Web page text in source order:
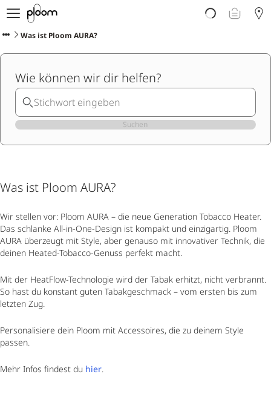
Über Ploom
Shop
Club
Support
Sorten Check
Wichtige Hinweise
Was ist Ploom AURA?
Wie können wir dir helfen?
Suchen
Was ist Ploom AURA?
Wir stellen vor: Ploom AURA – die neue Generation Tobacco Heater.
Das schlanke All-in-One-Design ist kompakt und einzigartig. Ploom
AURA überzeugt mit Style, aber genauso mit innovativer Technik, die
deinen Heated-Tobacco-Genuss perfekt macht.
Mit der HeatFlow-Technologie wird der Tabak erhitzt, nicht verbrannt.
So hast du konstant guten Tabakgeschmack – vom ersten bis zum
letzten Zug.
Personalisiere dein Ploom mit Accessoires, die zu deinem Style
passen.
Mehr Infos findest du hier.